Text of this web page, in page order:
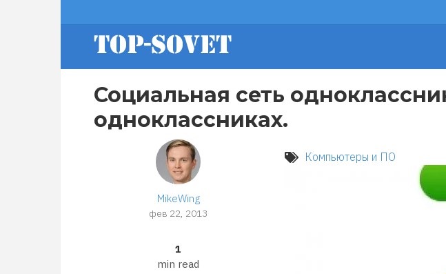
footer
menu
Социальная сеть
одноклассниках.
MikeWing
фев 22, 2013
1
min read
Компьютеры и ПО